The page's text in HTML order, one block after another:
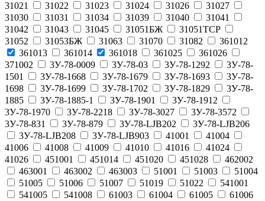
31021
31022 31023 31024 31026
31027
31030
31031 31034 31039 31040
31041
31042
31043 31045 31051БЖ
31051ТСР
31052
31053БЖ 31063 31070 31082
361012
361013
361014 361018 361025
361026
371002
3У-78-0009 3У-78-03 3У-78-1292
3У-78-
1501
3У-78-1668 3У-78-1679 3У-78-1693
3У-78-
1698
3У-78-1699 3У-78-1702 3У-78-1829
3У-78-
1885
3У-78-1885-1 3У-78-1901
3У-78-1912
3У-78-1970
3У-78-2218 3У-78-3027
3У-78-3572
3У-78-831
3У-78-879 3У-78-LJB202
3У-78-LJB206
3У-78-LJB208
3У-78-LJB903 41001
41004
41006
41008 41009 41010 41016
41024
41026
451001 451014 451020 451028
462002
463001
463002 463003 51001 51003
51004
51005
51006 51007 51019 51022
541001
541005
541008 61003 61004 61005
61006